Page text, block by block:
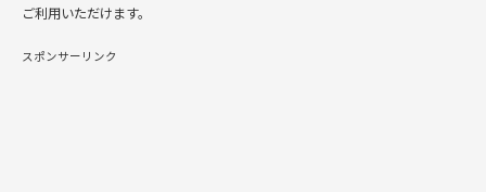
ご利用いただけます。
スポンサーリンク